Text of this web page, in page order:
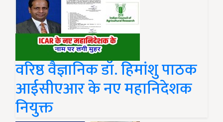
वरिष्ठ वैज्ञानिक डॉ. हिमांशु पाठक
आईसीएआर के नए महानिदेशक
नियुक्त